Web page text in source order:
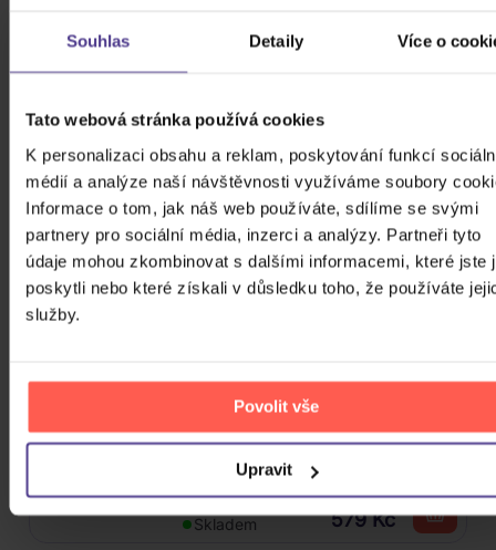
Souhlas Detaily Více o
Tato webová stránka používá cookies
K personalizaci obsahu a reklam, poskytování funkcí
médií a analýze naší návštěvnosti využíváme soubory
Informace o tom, jak náš web používáte, sdílíme se svými
partnery pro sociální média, inzerci a analýzy. Partneři tyto
údaje mohou zkombinovat s dalšími informacemi, které jste
poskytli nebo které získali v důsledku toho, že používáte
služby.
Povolit vše
Upravit
Skladem
Of
2CD
Skladem 259 Kč
Nirvana: Nevermind
Osbourne Ozzy: Memoirs Of A
Madman
Skladem 579 Kč